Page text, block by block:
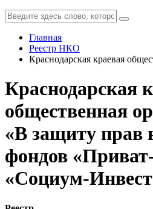
Главная
Реестр НКО
Краснодарская краевая
Краснодарская
общественная
«В защиту прав
фондов
«Социум-